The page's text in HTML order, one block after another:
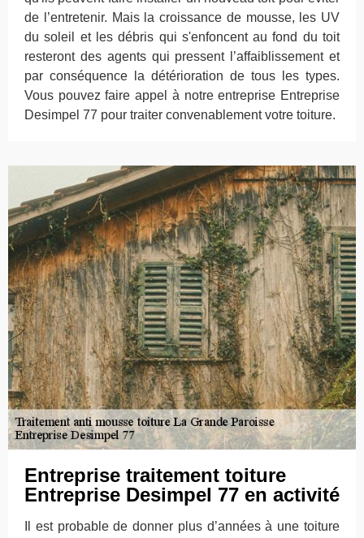
de l’entretenir. Mais la croissance de mousse, les UV
du soleil et les débris qui s'enfoncent au fond du toit
resteront des agents qui pressent l’affaiblissement et
par conséquence la détérioration de tous les types.
Vous pouvez faire appel à notre entreprise Entreprise
Desimpel 77 pour traiter convenablement votre toiture.
Entreprise traitement toiture
Entreprise Desimpel 77 en activité
Il est probable de donner plus d’années à une toiture